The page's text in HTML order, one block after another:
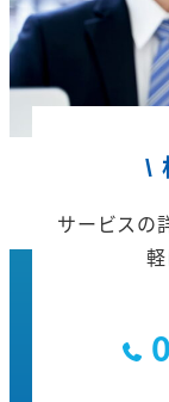
\
サービスの